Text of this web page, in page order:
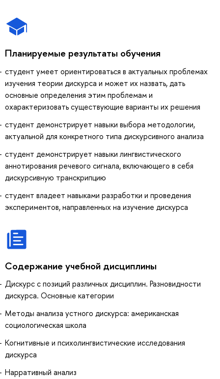
Планируемые результаты обучения
студент умеет ориентироваться в актуальных проблемах
изучения теории дискурса и может их назвать, дать
основные определения этим проблемам и
охарактеризовать существующие варианты их решения
студент демонстрирует навыки выбора методологии,
актуальной для конкретного типа дискурсивного анализа
студент демонстрирует навыки лингвистического
аннотирования речевого сигнала, включающего в себя
дискурсивную транскрипцию
студент владеет навыками разработки и проведения
экспериментов, направленных на изучение дискурса
Содержание учебной дисциплины
Дискурс с позиций различных дисциплин. Разновидности
дискурса. Основные категории
Методы анализа устного дискурса: американская
социологическая школа
Когнитивные и психолингвистические исследования
дискурса
Нарративный анализ